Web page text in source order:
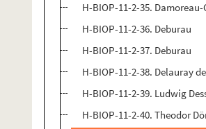
H-BIOP-11-2-35.
H-BIOP-11-2-36. Deburau
H-BIOP-11-2-37. Deburau
H-BIOP-11-2-38. Delauray
H-BIOP-11-2-39. Ludwig
H-BIOP-11-2-40. Theodor